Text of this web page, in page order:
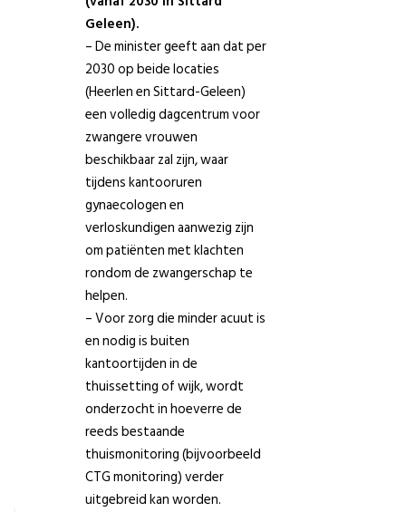
Geleen).
– De minister geeft aan dat per
2030 op beide locaties
(Heerlen en Sittard-Geleen)
een volledig dagcentrum voor
zwangere vrouwen
beschikbaar zal zijn, waar
tijdens kantooruren
gynaecologen en
verloskundigen aanwezig zijn
om patiënten met klachten
rondom de zwangerschap te
helpen.
– Voor zorg die minder acuut is
en nodig is buiten
kantoortijden in de
thuissetting of wijk, wordt
onderzocht in hoeverre de
reeds bestaande
thuismonitoring (bijvoorbeeld
CTG monitoring) verder
uitgebreid kan worden.